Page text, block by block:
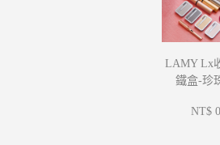
LAMY Lx
鐵盒-珍
NT$ 0